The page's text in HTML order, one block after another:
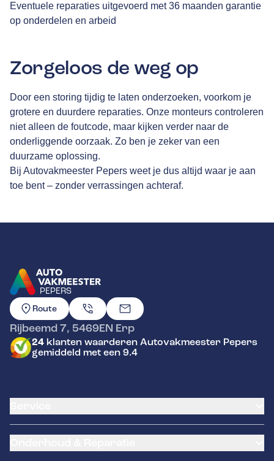
Eventuele reparaties uitgevoerd met 36 maanden garantie
op onderdelen en arbeid
Zorgeloos de weg op
Door een storing tijdig te laten onderzoeken, voorkom je
grotere en duurdere reparaties. Onze monteurs controleren
niet alleen de foutcode, maar kijken verder naar de
onderliggende oorzaak. Zo ben je zeker van een
duurzame oplossing.
Bij Autovakmeester Pepers weet je dus altijd waar je aan
toe bent – zonder verrassingen achteraf.
PEPERS
GA NAAR DE HOMEPAGINA
Route
Rijbeemd 7, 5469EN Erp
24 klanten waarderen Autovakmeester Pepers
gemiddeld met een 9.4